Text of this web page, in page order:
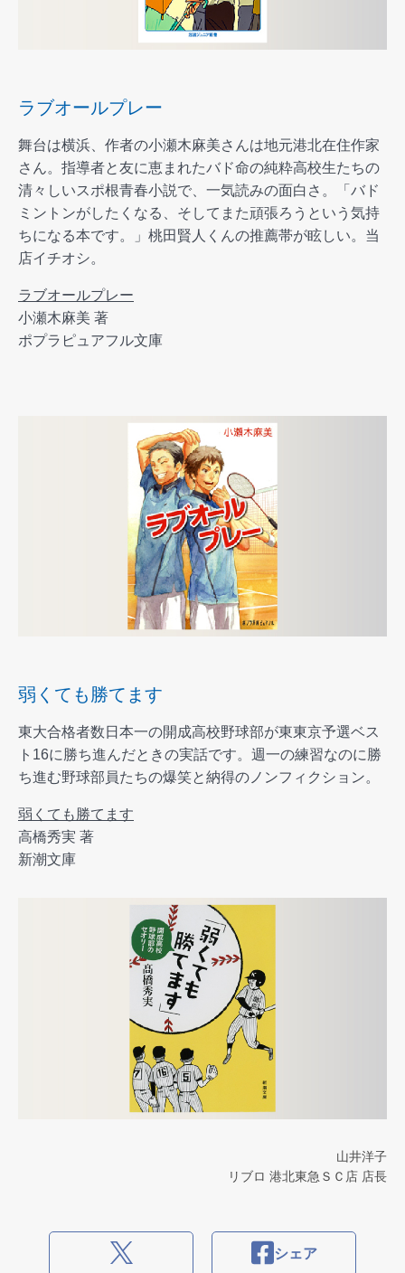
ラブオールプレー
舞台は横浜、作者の小瀬木麻美さんは地元港北在住作家
さん。指導者と友に恵まれたバド命の純粋高校生たちの
清々しいスポ根青春小説で、一気読みの面白さ。「バド
ミントンがしたくなる、そしてまた頑張ろうという気持
ちになる本です。」桃田賢人くんの推薦帯が眩しい。当
店イチオシ。
ラブオールプレー
小瀬木麻美 著
ポプラピュアフル文庫
弱くても勝てます
東大合格者数日本一の開成高校野球部が東東京予選ベス
ト16に勝ち進んだときの実話です。週一の練習なのに勝
ち進む野球部員たちの爆笑と納得のノンフィクション。
弱くても勝てます
高橋秀実 著
新潮文庫
山井洋子
リブロ 港北東急ＳＣ店 店長
シェア